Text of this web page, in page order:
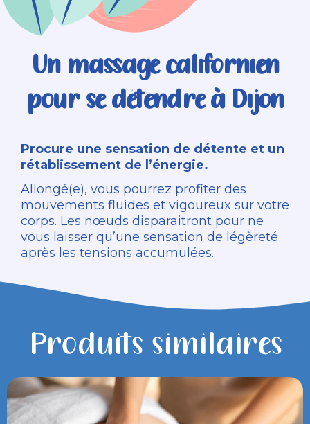
Un massage californien
pour se détendre à Dijon
Procure une sensation de détente et un
rétablissement de l’énergie.
Allongé(e), vous pourrez profiter des
mouvements fluides et vigoureux sur votre
corps. Les nœuds disparaitront pour ne
vous laisser qu’une sensation de légèreté
après les tensions accumulées.
Produits similaires